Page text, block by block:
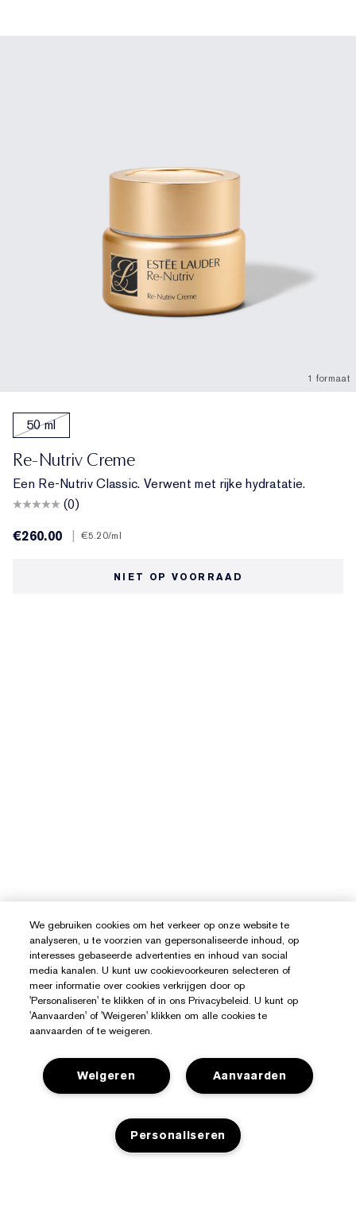
1 formaat
50 ml
Re-Nutriv Creme
Een Re-Nutriv Classic. Verwent met rijke hydratatie.
(0)
€260.00
€5.20/ml
NIET OP VOORRAAD
Hulp Nodig?
Contact opnemen
Over Estée Lauder
We gebruiken cookies om het verkeer op onze website te
analyseren, u te voorzien van gepersonaliseerde inhoud, op
interesses gebaseerde advertenties en inhoud van social
media kanalen. U kunt uw cookievoorkeuren selecteren of
meer informatie over cookies verkrijgen door op
'Personaliseren' te klikken of in ons Privacybeleid. U kunt op
'Aanvaarden' of 'Weigeren' klikken om alle cookies te
aanvaarden of te weigeren.
Aanvaarden
Weigeren
Personaliseren